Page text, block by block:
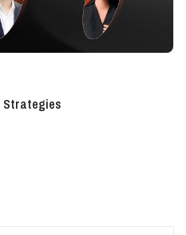
Strategies